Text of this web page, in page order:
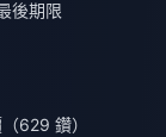
後期限
629 鑽）